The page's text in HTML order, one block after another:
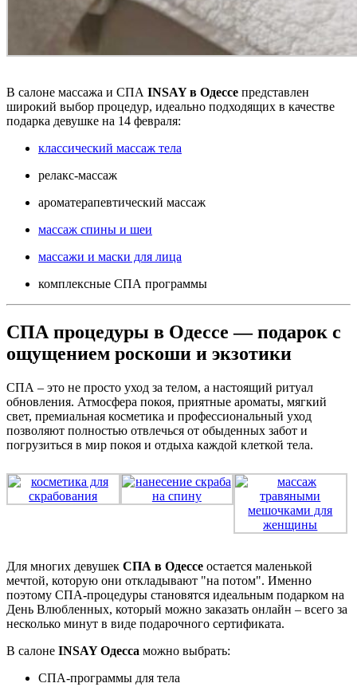
В салоне массажа и СПА INSAY в Одессе представлен
широкий выбор процедур, идеально подходящих в качестве
подарка девушке на 14 февраля:
классический массаж тела
релакс-массаж
ароматерапевтический массаж
массаж спины и шеи
массажи и маски для лица
комплексные СПА программы
СПА процедуры в Одессе — подарок с
ощущением роскоши и экзотики
СПА – это не просто уход за телом, а настоящий ритуал
обновления. Атмосфера покоя, приятные ароматы, мягкий
свет, премиальная косметика и профессиональный уход
позволяют полностью отвлечься от обыденных забот и
погрузиться в мир покоя и отдыха каждой клеткой тела.
Для многих девушек СПА в Одессе остается маленькой
мечтой, которую они откладывают "на потом". Именно
поэтому СПА-процедуры становятся идеальным подарком на
День Влюбленных, который можно заказать онлайн – всего за
несколько минут в виде подарочного сертификата.
В салоне INSAY Одесса можно выбрать:
СПА-программы для тела